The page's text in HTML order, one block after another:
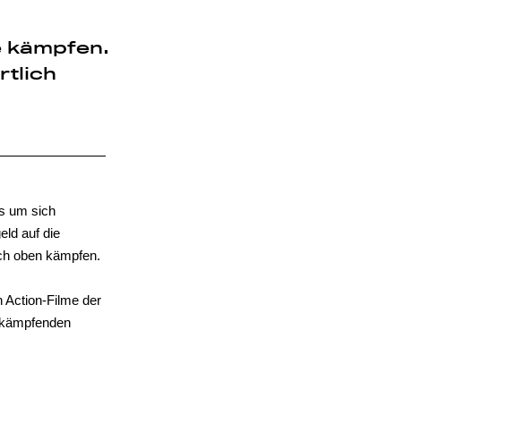
kämpfen.
um sich
auf die
oben kämpfen.
Action-Filme der